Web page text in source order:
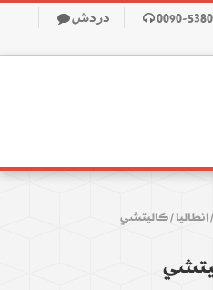
0090- دردش
/انطاليا/كاليتشي